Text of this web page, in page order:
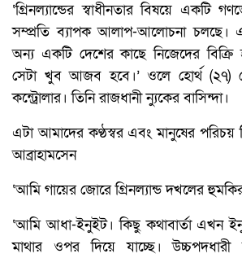
‘গ্রিনল্যান্ডের স্বাধীনতার বিষয়ে একটি
সম্প্রতি ব্যাপক আলাপ-আলোচনা চলছে।
অন্য একটি দেশের কাছে নিজেদের
সেটা খুব আজব হবে।’ ওলে হোর্থ (২৭)
কন্ট্রোলার। তিনি রাজধানী ন্যুকের বাসিন্দা।
এটা আমাদের কণ্ঠস্বর এবং মানুষের পরিচয়
আব্রাহামসেন
‘আমি গায়ের জোরে গ্রিনল্যান্ড দখলের
‘আমি আধা-ইনুইট। কিছু কথাবার্তা এখন
মাথার ওপর দিয়ে যাচ্ছে।